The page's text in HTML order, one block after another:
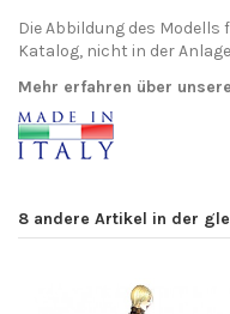
Die Abbildung des Modells
Katalog, nicht in der
Mehr erfahren über
8 andere Artikel in der